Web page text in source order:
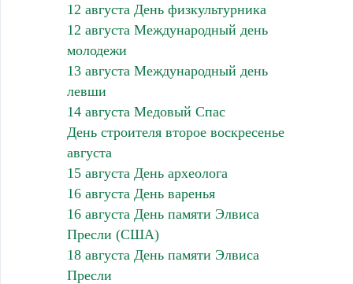
12 августа День физкультурника
12 августа Международный день
молодежи
13 августа Международный день
левши
14 августа Медовый Спас
День строителя второе воскресенье
августа
15 августа День археолога
16 августа День варенья
16 августа День памяти Элвиса
Пресли (США)
18 августа День памяти Элвиса
Пресли